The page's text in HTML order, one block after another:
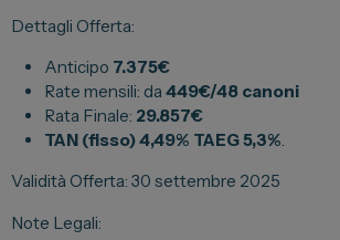
Fiat Professional
Citroen
Toyota
Servizi
Auto Usate e Km Zero
Dettagli Offerta:
Anticipo 7.375€
Rate mensili: da 449€/48 canoni
Rata Finale: 29.857€
TAN(fisso) 4,49% TAEG5,3%.
Validità Offerta: 30 settembre 2025
Note Legali: